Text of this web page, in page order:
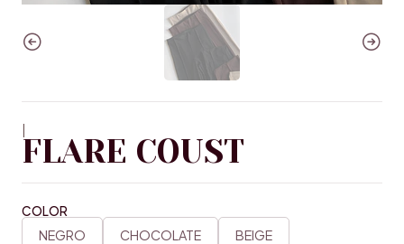
FLARE COUST
COLOR
NEGRO CHOCOLATE BEIGE